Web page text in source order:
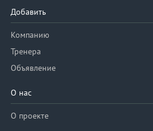
Добавить
Компанию
Тренера
Объявление
О нас
О проекте